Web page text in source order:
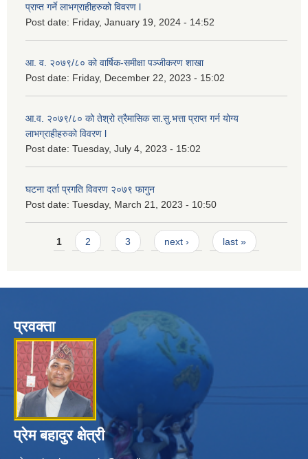
प्राप्त गर्ने लाभग्राहीहरुको विवरण l
Post date: Friday, January 19, 2024 - 14:52
आ. व. २०७९/८० को वार्षिक-समीक्षा पञ्जीकरण शाखा
Post date: Friday, December 22, 2023 - 15:02
आ.व. २०७९/८० को तेश्रो त्रैमासिक सा.सु.भ‍त्ता प्राप्त गर्न योग्य
लाभग्राहीहरुको विवरण l
Post date: Tuesday, July 4, 2023 - 15:02
घटना दर्ता प्रगति विवरण २०७९ फागुन
Post date: Tuesday, March 21, 2023 - 10:50
Pages
1 2 3 next › last »
प्रवक्ता
प्रेम बहादुर क्षेत्री